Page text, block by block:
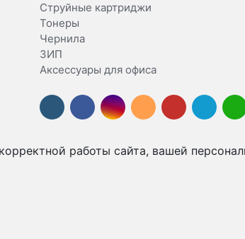
Струйные картриджи
Тонеры
Чернила
ЗИП
Аксессуары для офиса
работы сайта, вашей